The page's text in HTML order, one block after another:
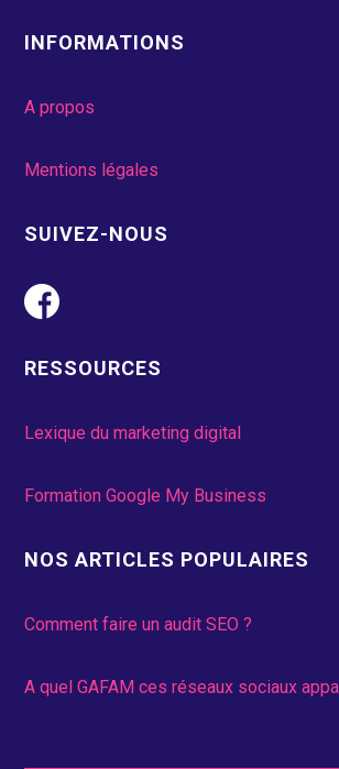
INFORMATIONS
A propos
Mentions légales
SUIVEZ-NOUS
RESSOURCES
Lexique du marketing digital
Formation Google My Business
NOS ARTICLES POPULAIRES
Comment faire un audit SEO ?
A quel GAFAM ces réseaux sociaux